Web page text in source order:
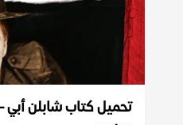
تحميل كتاب شابلن أبي